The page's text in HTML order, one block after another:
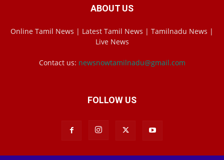
ABOUT US
Online Tamil News | Latest Tamil News | Tamilnadu News |
Live News
Contact us: newsnowtamilnadu@gmail.com
FOLLOW US